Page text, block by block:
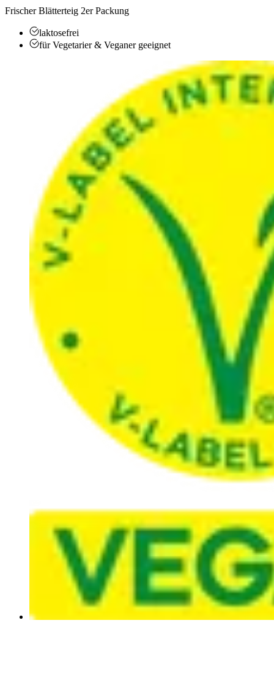
Frischer Blätterteig 2er Packung
laktosefrei
für Vegetarier & Veganer geeignet